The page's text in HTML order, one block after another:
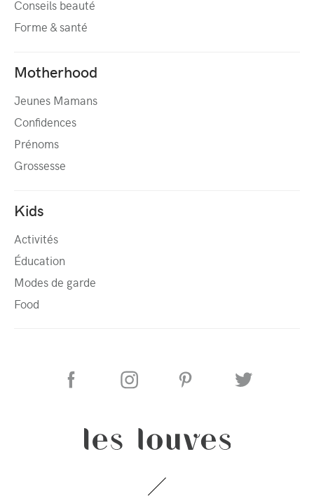
Conseils beauté
Forme & santé
Motherhood
Jeunes Mamans
Confidences
Prénoms
Grossesse
Kids
Activités
Éducation
Modes de garde
Food